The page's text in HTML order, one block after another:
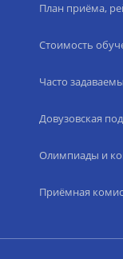
План приёма,
Стоимость
Часто
Довузовская
Олимпиады и
Приёмная